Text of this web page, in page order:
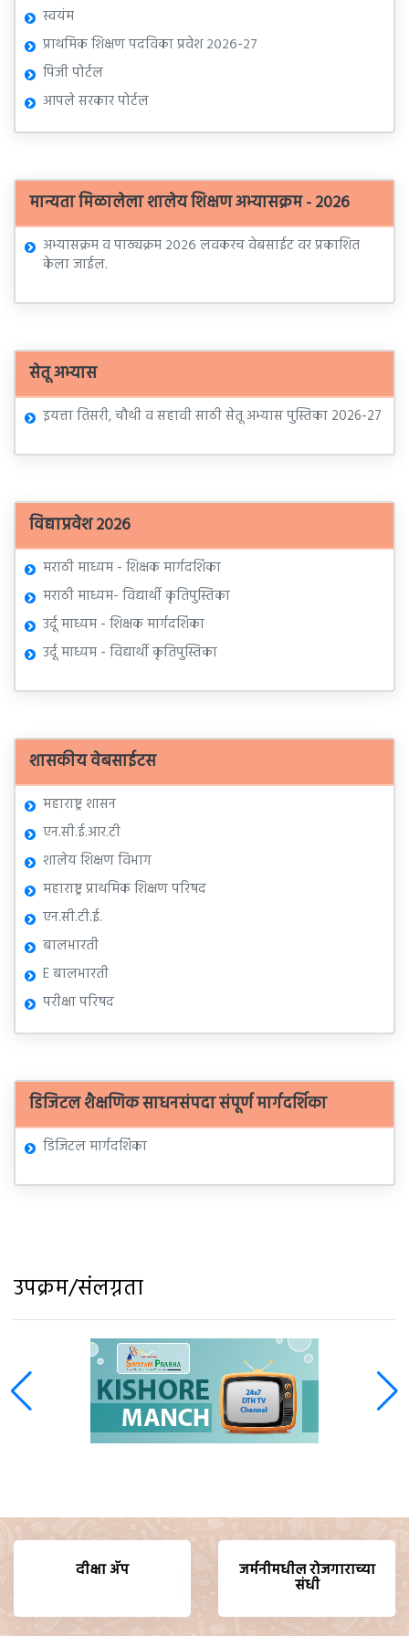
स्वयंम
प्राथमिक शिक्षण पदविका प्रवेश २०२६-२७
पिजी पोर्टल
आपले सरकार पोर्टल
मान्यता मिळालेला शालेय शिक्षण अभ्यासक्रम - २०२६
अभ्यासक्रम व पाठ्यक्रम २०२६ लवकरच वेबसाईट वर प्रकाशित
केला जाईल.
सेतू अभ्यास
इयत्ता तिसरी, चौथी व सहावी साठी सेतू अभ्यास पुस्तिका 2026-27
विद्याप्रवेश २०२६
मराठी माध्यम - शिक्षक मार्गदर्शिका
मराठी माध्यम- विद्यार्थी कृतिपुस्तिका
उर्दू माध्यम - शिक्षक मार्गदर्शिका
उर्दू माध्यम - विद्यार्थी कृतिपुस्तिका
शासकीय वेबसाईटस
महाराष्ट्र शासन
एन.सी.ई.आर.टी
शालेय शिक्षण विभाग
महाराष्ट्र प्राथमिक शिक्षण परिषद
एन.सी.टी.ई.
बालभारती
E बालभारती
परीक्षा परिषद
डिजिटल शैक्षणिक साधनसंपदा संपूर्ण मार्गदर्शिका
डिजिटल मार्गदर्शिका
उपक्रम/संलग्नता
दीक्षा ॲप जर्मनीमधील रोजगाराच्या
संधी